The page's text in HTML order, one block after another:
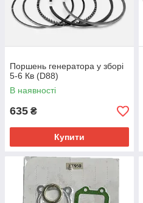
Поршень генератора у зборі
5-6 Кв (D88)
В наявності
635 ₴
Купити